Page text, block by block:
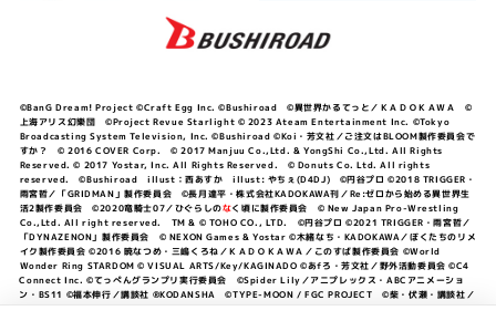
©BanG Dream! Project ©Craft Egg Inc. ©Bushiroad ©異世界かるてっと／ＫＡＤＯＫＡＷＡ ©
上海アリス幻樂団 ©Project Revue Starlight © 2023 Ateam Entertainment Inc. ©Tokyo
Broadcasting System Television, Inc. ©Bushiroad ©Koi・芳文社／ご注文はBLOOM製作委員会で
すか？ © 2016 COVER Corp. © 2017 Manjuu Co.,Ltd. & YongShi Co.,Ltd. All Rights
Reserved. © 2017 Yostar, Inc. All Rights Reserved. © Donuts Co. Ltd. All rights
reserved. ©Bushiroad illust：西あすか illust: やちぇ(D4DJ) ©円谷プロ ©2018 TRIGGER・
雨宮哲／「GRIDMAN」製作委員会 ©長月達平・株式会社KADOKAWA刊／Re:ゼロから始める異世界生
活2製作委員会 ©2020竜騎士07／ひぐらしのなく頃に製作委員会 © New Japan Pro-Wrestling
Co.,Ltd. All right reserved. TM & © TOHO CO., LTD. ©円谷プロ ©2021 TRIGGER・雨宮哲／
「DYNAZENON」製作委員会 © NEXON Games & Yostar ©木緒なち・KADOKAWA／ぼくたちのリメ
イク製作委員会 ©2016 暁なつめ・三嶋くろね／ＫＡＤＯＫＡＷＡ／このすば製作委員会 ©World
Wonder Ring STARDOM © VISUAL ARTS/Key/KAGINADO ©あfろ・芳文社／野外活動委員会 ©C4
Connect Inc. ©てっぺんグランプリ実行委員会 ©Spider Lily／アニプレックス・ABCアニメーショ
ン・BS11 ©福本伸行／講談社 ®KODANSHA ©TYPE-MOON / FGC PROJECT ©柴・伏瀬・講談社／